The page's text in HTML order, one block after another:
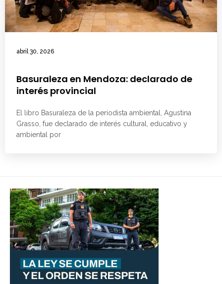
abril 30, 2026
Basuraleza en Mendoza: declarado de
interés provincial
El libro Basuraleza de la periodista ambiental, Agustina
Grasso, fue declarado de interés cultural, educativo y
ambiental por